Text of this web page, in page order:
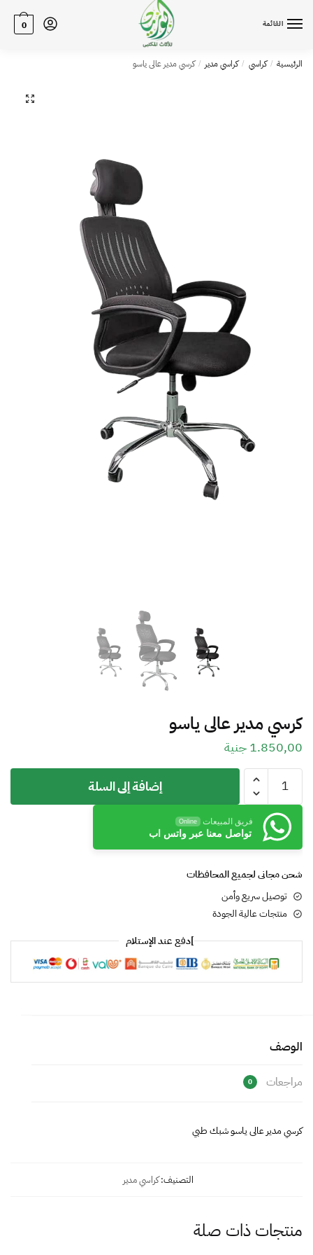
القائمة 0
الرئيسية / كراسي / كراسي مدير / كرسي مدير عالى ياسو
كرسي مدير عالى ياسو
1.850,00جنية
إضافة إلى السلة
فريق المبيعات Online
تواصل معنا عبر واتس اب
شحن مجانى لجميع المحافظات
توصيل سريع وأمن
منتجات عالية الجودة
]دفع عند الإستلام
الوصف
مراجعات 0
كرسي مدير عالى ياسو شبك طبي
التصنيف:كراسي مدير
منتجات ذات صلة